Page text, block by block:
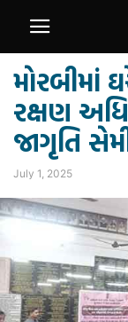
મોરબીમાં
રક્ષણ
જાગૃતિ
July 1, 2025